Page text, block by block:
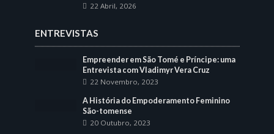
22 Abril, 2026
ENTREVISTAS
Empreender em São Tomé e Príncipe: uma
Entrevista com Vladimyr Vera Cruz
22 Novembro, 2023
A História do Empoderamento Feminino
São-tomense
20 Outubro, 2023